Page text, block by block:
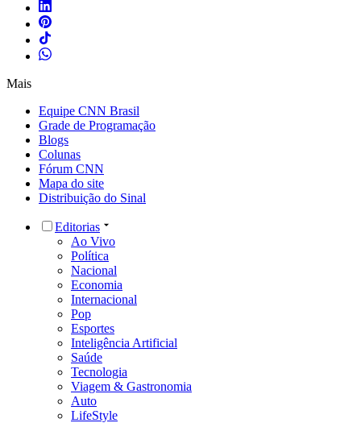
Mais
Equipe CNN Brasil
Grade de Programação
Blogs
Colunas
Fórum CNN
Mapa do site
Distribuição do Sinal
Editorias
Ao Vivo
Política
Nacional
Economia
Internacional
Pop
Esportes
Inteligência Artificial
Saúde
Tecnologia
Viagem & Gastronomia
Auto
LifeStyle